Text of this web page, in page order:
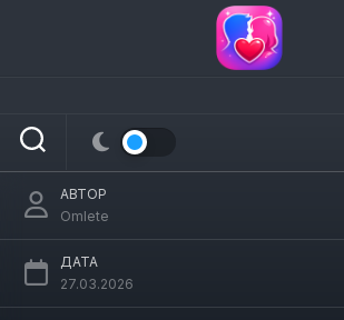
Психология знакомства с
АВТОР
Omlete
ДАТА
27.03.2026